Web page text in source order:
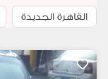
القاهرة الجديدة